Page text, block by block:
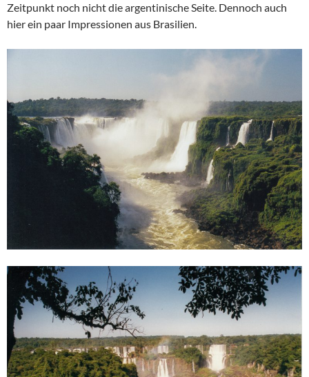
Zeitpunkt noch nicht die argentinische Seite. Dennoch auch
hier ein paar Impressionen aus Brasilien.